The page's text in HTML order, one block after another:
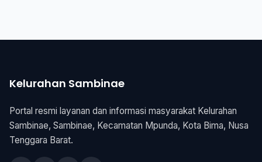
Kelurahan Sambinae
Portal resmi layanan dan informasi masyarakat Kelurahan
Sambinae, Sambinae, Kecamatan Mpunda, Kota Bima, Nusa
Tenggara Barat.